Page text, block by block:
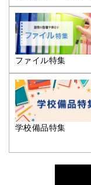
ファイル特集
学校備品特集